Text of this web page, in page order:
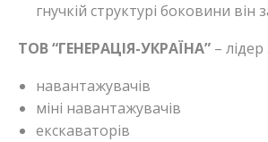
гнучкій структурі боковини
ТОВ “ГЕНЕРАЦІЯ-УКРАЇНА” –
навантажувачів
міні навантажувачів
екскаваторів